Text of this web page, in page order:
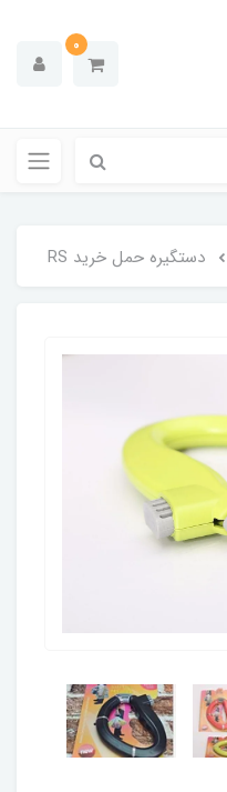
0
دستگیره حمل خرید RS